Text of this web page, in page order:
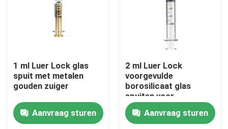
1 ml Luer Lock glas
spuit met metalen
gouden zuiger
Aanvraag sturen
2 ml Luer Lock
voorgevulde
borosilicaat glas
spuiten voor
essentiële olie
Aanvraag sturen